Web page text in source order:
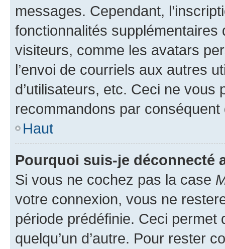
messages. Cependant,
fonctionnalités
visiteurs, comme les avatars
l’envoi de courriels aux autres
d’utilisateurs, etc. Ceci ne vous
recommandons par conséquent
Haut
Pourquoi suis-je déconnecté
Si vous ne cochez pas la case
votre connexion, vous ne
période prédéfinie. Ceci permet
quelqu’un d’autre. Pour rester